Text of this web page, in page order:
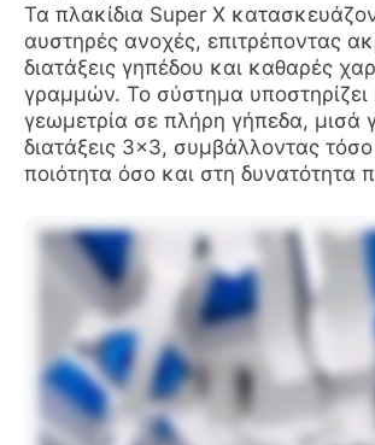
Τα πλακίδια Super X
αυστηρές ανοχές, επιτρέποντας
διατάξεις γηπέδου και καθαρές
γραμμών. Το σύστημα
γεωμετρία σε πλήρη γήπεδα, μισά
διατάξεις 3×3, συμβάλλοντας
ποιότητα όσο και στη δυνατότητα